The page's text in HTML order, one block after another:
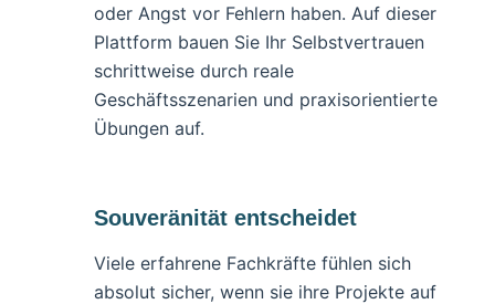
oder Angst vor Fehlern haben. Auf dieser
Plattform bauen Sie Ihr Selbstvertrauen
schrittweise durch reale
Geschäftsszenarien und praxisorientierte
Übungen auf.
Souveränität entscheidet
Viele erfahrene Fachkräfte fühlen sich
absolut sicher, wenn sie ihre Projekte auf